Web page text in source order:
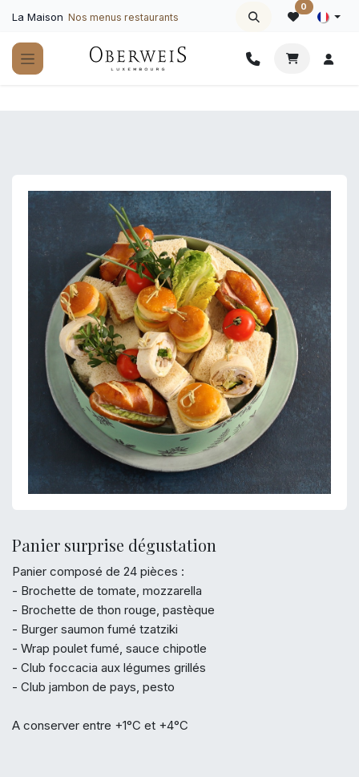
La Maison Nos menus restaurants
0
Panier surprise dégustation
Panier composé de 24 pièces :
- Brochette de tomate, mozzarella
- Brochette de thon rouge, pastèque
- Burger saumon fumé tzatziki
- Wrap poulet fumé, sauce chipotle
- Club foccacia aux légumes grillés
- Club jambon de pays, pesto
A conserver entre +1°C et +4°C